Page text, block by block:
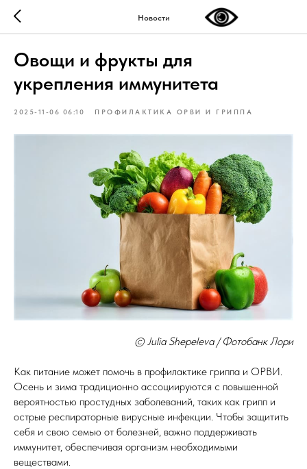
Новости
Овощи и фрукты для
укрепления иммунитета
2025-11-06 06:10 ПРОФИЛАКТИКА ОРВИ И ГРИППА
© Julia Shepeleva / Фотобанк Лори
Как питание может помочь в профилактике гриппа и ОРВИ.
Осень и зима традиционно ассоциируются с повышенной
вероятностью простудных заболеваний, таких как грипп и
острые респираторные вирусные инфекции. Чтобы защитить
себя и свою семью от болезней, важно поддерживать
иммунитет, обеспечивая организм необходимыми
веществами.